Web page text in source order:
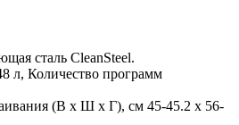
сталь CleanSteel.
л, Количество программ
(В х Ш х Г), см 45-45.2 х 56-